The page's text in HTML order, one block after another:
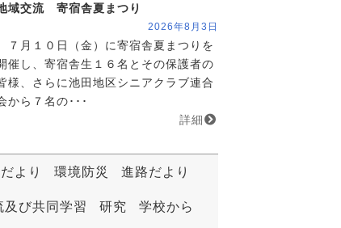
域交流 寄宿舎夏まつり
2026年8月3日
７月１０日（金）に寄宿舎夏まつりを
催し、寄宿舎生１６名とその保護者の
様、さらに池田地区シニアクラブ連合
から７名の･･･
詳細
より 環境防災 進路だより
及び共同学習 研究 学校から